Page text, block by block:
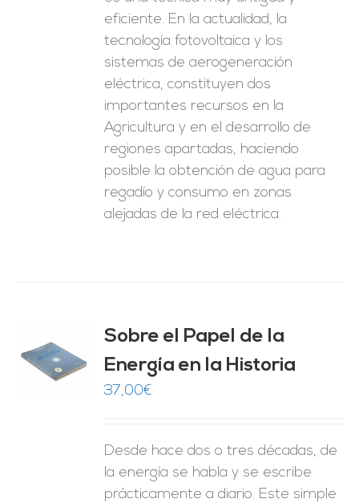
eficiente. En la actualidad, la
tecnología fotovoltaica y los
sistemas de aerogeneración
eléctrica, constituyen dos
importantes recursos en la
Agricultura y en el desarrollo de
regiones apartadas, haciendo
posible la obtención de agua para
regadío y consumo en zonas
alejadas de la red eléctrica.
Sobre el Papel de la
Energía en la Historia
37,00€
Desde hace dos o tres décadas, de
la energía se habla y se escribe
prácticamente a diario. Este simple